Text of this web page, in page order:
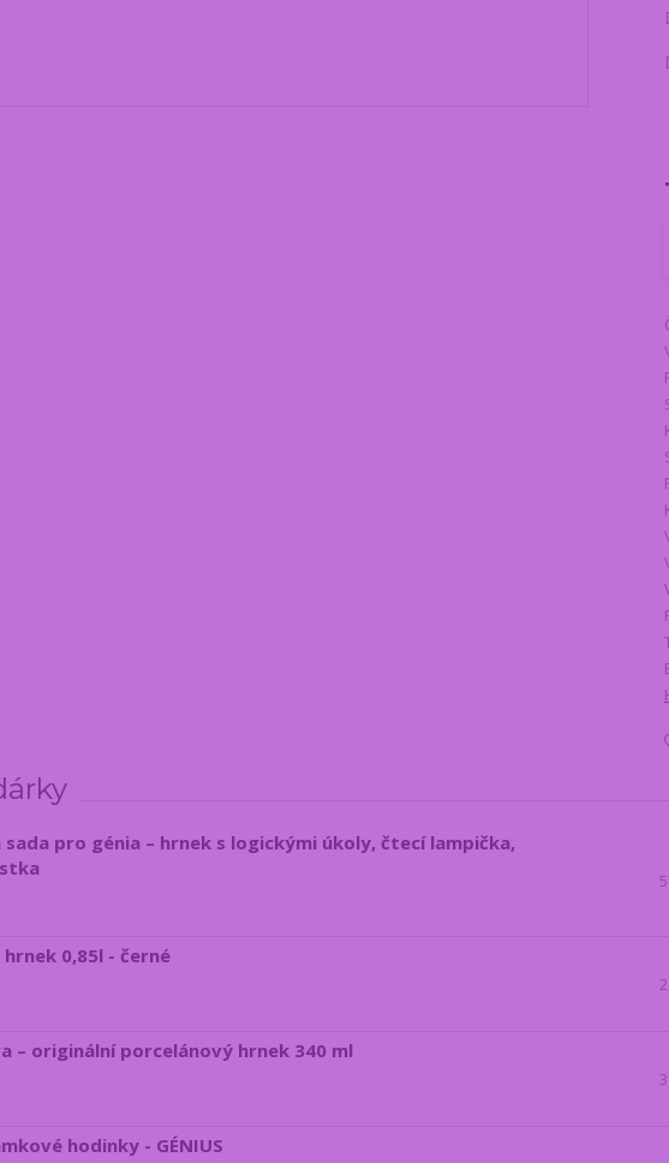
pro génia – hrnek s logickými úkoly, čtecí lampička,
0,85l - černé
– originální porcelánový hrnek 340 ml
hodinky - GÉNIUS